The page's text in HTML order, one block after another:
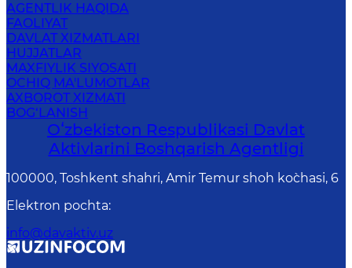
AGENTLIK HAQIDA
FAOLIYAT
DAVLAT XIZMATLARI
HUJJATLAR
MAXFIYLIK SIYOSATI
OCHIQ MA'LUMOTLAR
AXBOROT XIZMATI
BOG‘LANISH
Oʻzbekiston Respublikasi Davlat
Aktivlarini Boshqarish Agentligi
100000, Toshkent shahri, Amir Temur shoh ko`chasi, 6
Elektron pochta:
info@davaktiv.uz